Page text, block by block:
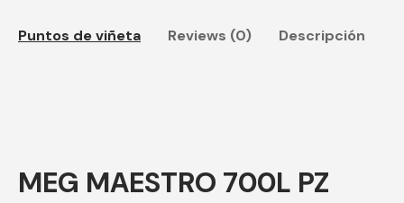
Puntos de viñeta Reviews (0) Descripción
MEG MAESTRO 700L PZ